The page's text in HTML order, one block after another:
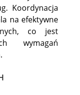
Koordynacja
na efektywne
co jest
wymagań